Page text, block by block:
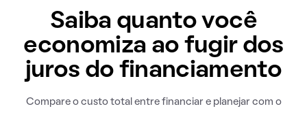
Saiba quanto você
economiza ao fugir dos
juros do financiamento
Compare o custo total entre financiar e planejar com o